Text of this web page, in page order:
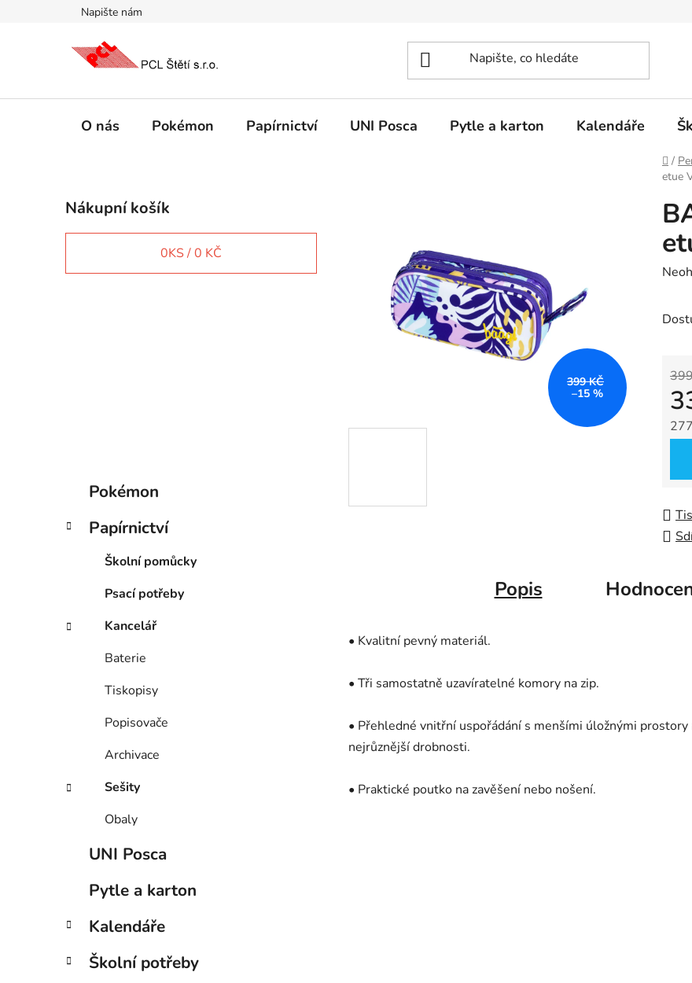
Napište nám
O nás Pokémon Papírnictví UNI Posca Pytle a karton Kalendáře
/
etue
o
s
r
Nákupní košík
0KS /0 KČ
Přeskočit
kategorie
e
e
Pokémon
Papírnictví
Školní pomůcky
Psací potřeby
Kancelář
Baterie
Tiskopisy
Popisovače
Archivace
Sešity
Obaly
UNI Posca
Pytle a karton
Kalendáře
Školní potřeby
399 KČ
–15 %
Popis
• Kvalitní pevný materiál.
• Tři samostatně uzavíratelné komory na zip.
• Přehledné vnitřní uspořádání s menšími úložnými prostory
nejrůznější drobnosti.
• Praktické poutko na zavěšení nebo nošení.